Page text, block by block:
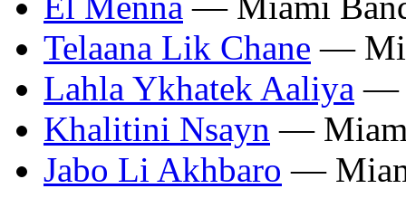
Telaana Lik Chane —
Lahla Ykhatek Aaliya —
Khalitini Nsayn —
Jabo Li Akhbaro —